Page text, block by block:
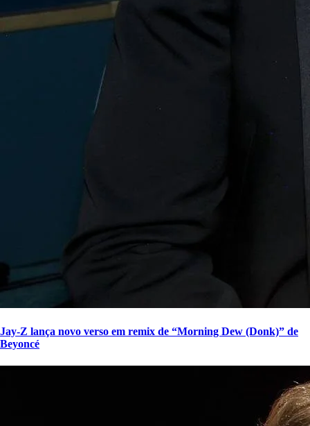
Jay-Z lança novo verso em remix de “Morning Dew (Donk)” de
Beyoncé